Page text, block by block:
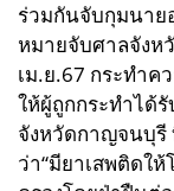
ร่วมกันจับกุมนาย
หมายจับศาลจังห
เม.ย.67 กระทำค
ให้ผู้ถูกกระทำได้
จังหวัดกาญจนบุรี
ว่า“มียาเสพติดใ